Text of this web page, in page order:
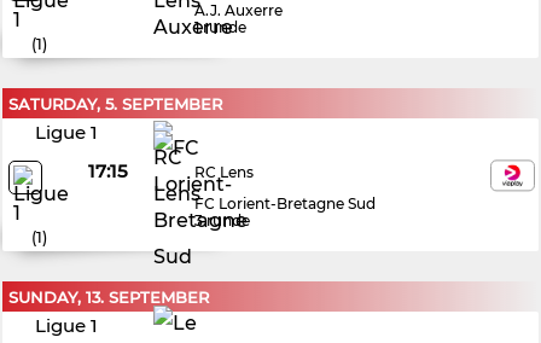
A.J. Auxerre
1.runde
(1)
SATURDAY, 5. SEPTEMBER
Ligue 1
17:15
RC Lens
FC Lorient-Bretagne Sud
3.runde
(1)
SUNDAY, 13. SEPTEMBER
Ligue 1